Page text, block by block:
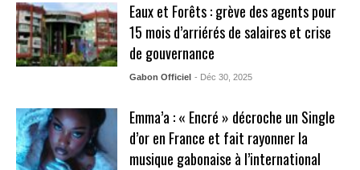
Eaux et Forêts : grève des agents pour
15 mois d’arriérés de salaires et crise
de gouvernance
Gabon Officiel - Déc 30, 2025
Emma’a : « Encré » décroche un Single
d’or en France et fait rayonner la
musique gabonaise à l’international